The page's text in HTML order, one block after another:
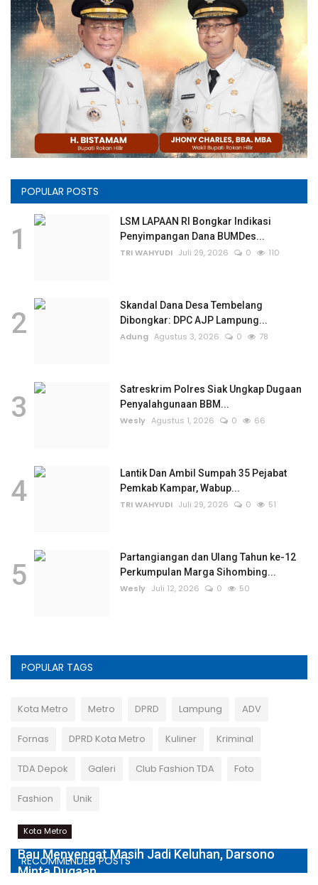
POPULAR POSTS
1
LSM LAPAAN RI Bongkar Indikasi
Penyimpangan Dana BUMDes...
TRI WAHYUDI Juli 29, 2026 0 110
2
Skandal Dana Desa Tembelang
Dibongkar: DPC AJP Lampung...
Adung Agustus 3, 2026 0 78
3
Satreskrim Polres Siak Ungkap Dugaan
Penyalahgunaan BBM...
Wesly Agustus 1, 2026 0 66
4
Lantik Dan Ambil Sumpah 35 Pejabat
Pemkab Kampar, Wabup...
TRI WAHYUDI Juli 29, 2026 0 51
5
Partangiangan dan Ulang Tahun ke-12
Perkumpulan Marga Sihombing...
Wesly Juli 12, 2026 0 50
POPULAR TAGS
Kota Metro Metro DPRD Lampung ADV
Fornas DPRD Kota Metro Kuliner Kriminal
TDA Depok Galeri Club Fashion TDA Foto
Fashion Unik
RECOMMENDED POSTS
Kota Metro
Bau Menyengat Masih Jadi Keluhan, Darsono
Minta Dugaan...